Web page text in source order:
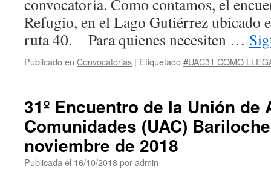
convocatoria. Como contamos, el
Refugio, en el Lago Gutiérrez ubicado
ruta 40. ​ Para quienes necesiten …
Publicado en Convocatorias | Etiquetado#UAC31 COMO
31º Encuentro de la Unión de
Comunidades (UAC)
noviembre de 2018
Publicada el 16/10/2018poradmin